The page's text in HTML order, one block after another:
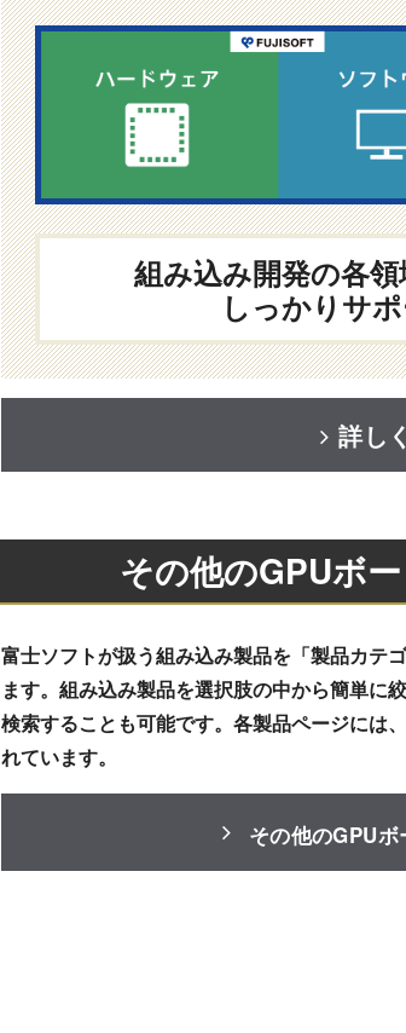
組み込み開発の各領
しっかりサ
詳し
その他のGPUボ
富士ソフトが扱う組み込み製品を「製品カテ
ます。組み込み製品を選択肢の中から簡単に
検索することも可能です。各製品ページには
れています。
その他のGPU